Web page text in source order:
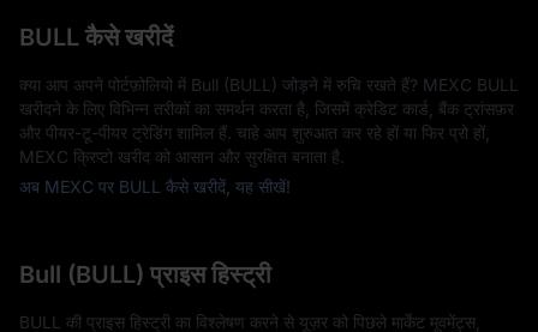
BULL कैसे खरीदें
क्या आप अपने पोर्टफ़ोलियो में Bull (BULL) जोड़ने में रुचि रखते हैं? MEXC BULL
खरीदने के लिए विभिन्न तरीकों का समर्थन करता है, जिसमें क्रेडिट कार्ड, बैंक ट्रांसफ़र
और पीयर-टू-पीयर ट्रेडिंग शामिल हैं. चाहे आप शुरुआत कर रहे हों या फिर प्रो हों,
MEXC क्रिप्टो खरीद को आसान और सुरक्षित बनाता है.
अब MEXC पर BULL कैसे खरीदें, यह सीखें!
Bull (BULL) प्राइस हिस्ट्री
BULL की प्राइस हिस्ट्री का विश्लेषण करने से यूज़र को पिछले मार्केट मूवमेंट्स,